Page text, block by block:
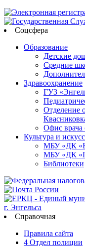
Соцсфера
Образование
Детские
Средние
Здравоохранение
ГУЗ
Отделение
Офис врача
Культура и
МБУ «ДК
МБУ «ДК
Библиотеки
Справочная
Правила сайта
4 Отдел полиции